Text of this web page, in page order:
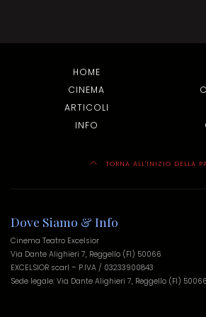
HOME
CINEMA
ARTICOLI
INFO
TORNA ALL'INIZIO DELLA
Dove Siamo & Info
Cinema Teatro Excelsior
Via Dante Alighieri 7, Reggello (FI) 50066
EXCELSIOR scarl – P.IVA / 03233900843
Sede legale: Via Dante Alighieri 7, Reggello (FI) 50066